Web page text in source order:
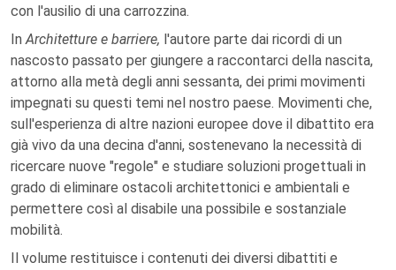
con l'ausilio di una carrozzina.
InArchitetture e barriere, l'autore parte dai ricordi di un
nascosto passato per giungere a raccontarci della nascita,
attorno alla metà degli anni sessanta, dei primi movimenti
impegnati su questi temi nel nostro paese. Movimenti che,
sull'esperienza di altre nazioni europee dove il dibattito era
già vivo da una decina d'anni, sostenevano la necessità di
ricercare nuove "regole" e studiare soluzioni progettuali in
grado di eliminare ostacoli architettonici e ambientali e
permettere così al disabile una possibile e sostanziale
mobilità.
Il volume restituisce i contenuti dei diversi dibattiti e